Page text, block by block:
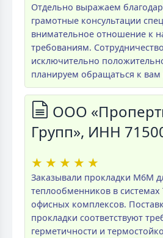
Отдельно выражаем
грамотные консультации
внимательное отношение к
требованиям.
исключительно
планируем обращаться к
ООО
Групп», ИНН
★ ★ ★ ★ ★
Заказывали прокладки M6M
теплообменников в
офисных комплексов.
прокладки соответствуют
герметичности и